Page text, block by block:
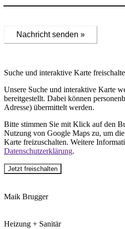
Nachricht senden »
Suche und interaktive Karte
Unsere Suche und interaktive Karte
bereitgestellt. Dabei können
Adresse) übermittelt werden.
Bitte stimmen Sie mit Klick auf den
Nutzung von Google Maps zu, um
Karte freizuschalten. Weitere
Datenschutzerklärung.
Jetzt freischalten
Maik Brugger
Heizung + Sanitär